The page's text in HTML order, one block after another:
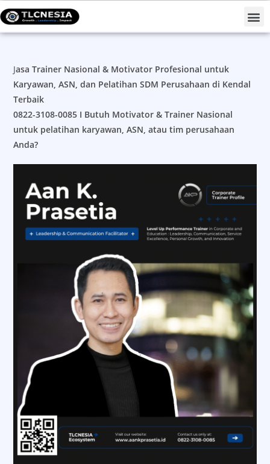
Jasa Trainer Nasional & Motivator Profesional untuk
Karyawan, ASN, dan Pelatihan SDM Perusahaan di Kendal
Terbaik
0822-3108-0085 I Butuh Motivator & Trainer Nasional
untuk pelatihan karyawan, ASN, atau tim perusahaan
Anda?